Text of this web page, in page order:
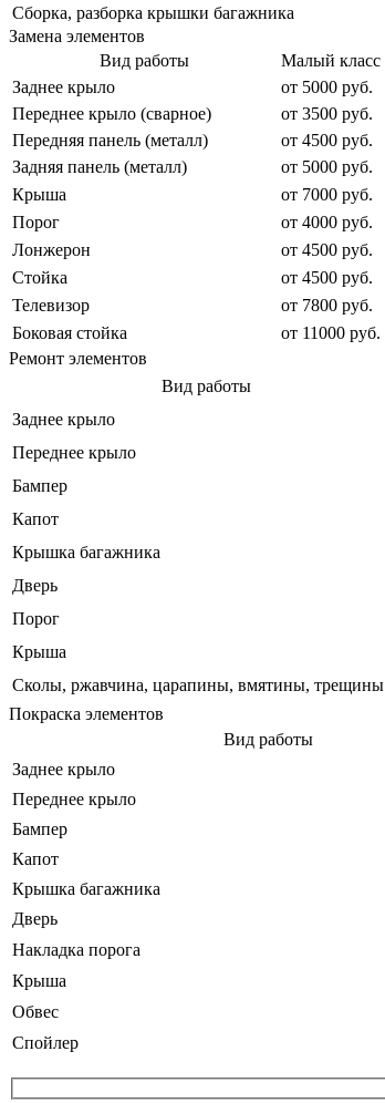
Сборка, разборка крышки багажника
Замена элементов
Вид работы
Малый класс
Заднее крыло
от 5000 руб.
Переднее крыло (сварное)
от 3500 руб.
Передняя панель (металл)
от 4500 руб.
Задняя панель (металл)
от 5000 руб.
Крыша
от 7000 руб.
Порог
от 4000 руб.
Лонжерон
от 4500 руб.
Стойка
от 4500 руб.
Телевизор
от 7800 руб.
Боковая стойка
от 11000 руб.
Ремонт элементов
Вид работы
Заднее крыло
Переднее крыло
Бампер
Капот
Крышка багажника
Дверь
Порог
Крыша
Сколы, ржавчина, царапины, вмятины, трещины
Покраска элементов
Вид работы
Заднее крыло
Переднее крыло
Бампер
Капот
Крышка багажника
Дверь
Накладка порога
Крыша
Обвес
Спойлер